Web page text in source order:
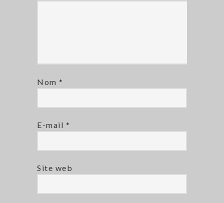
Nom *
E-mail *
Site web